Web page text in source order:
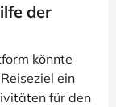
der
könnte
ein
für den